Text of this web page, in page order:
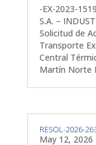
-EX-2023-
S.A. –
Solicitud de
Transporte
Central
Martín Norte
RESOL-2026-
May 12, 2026